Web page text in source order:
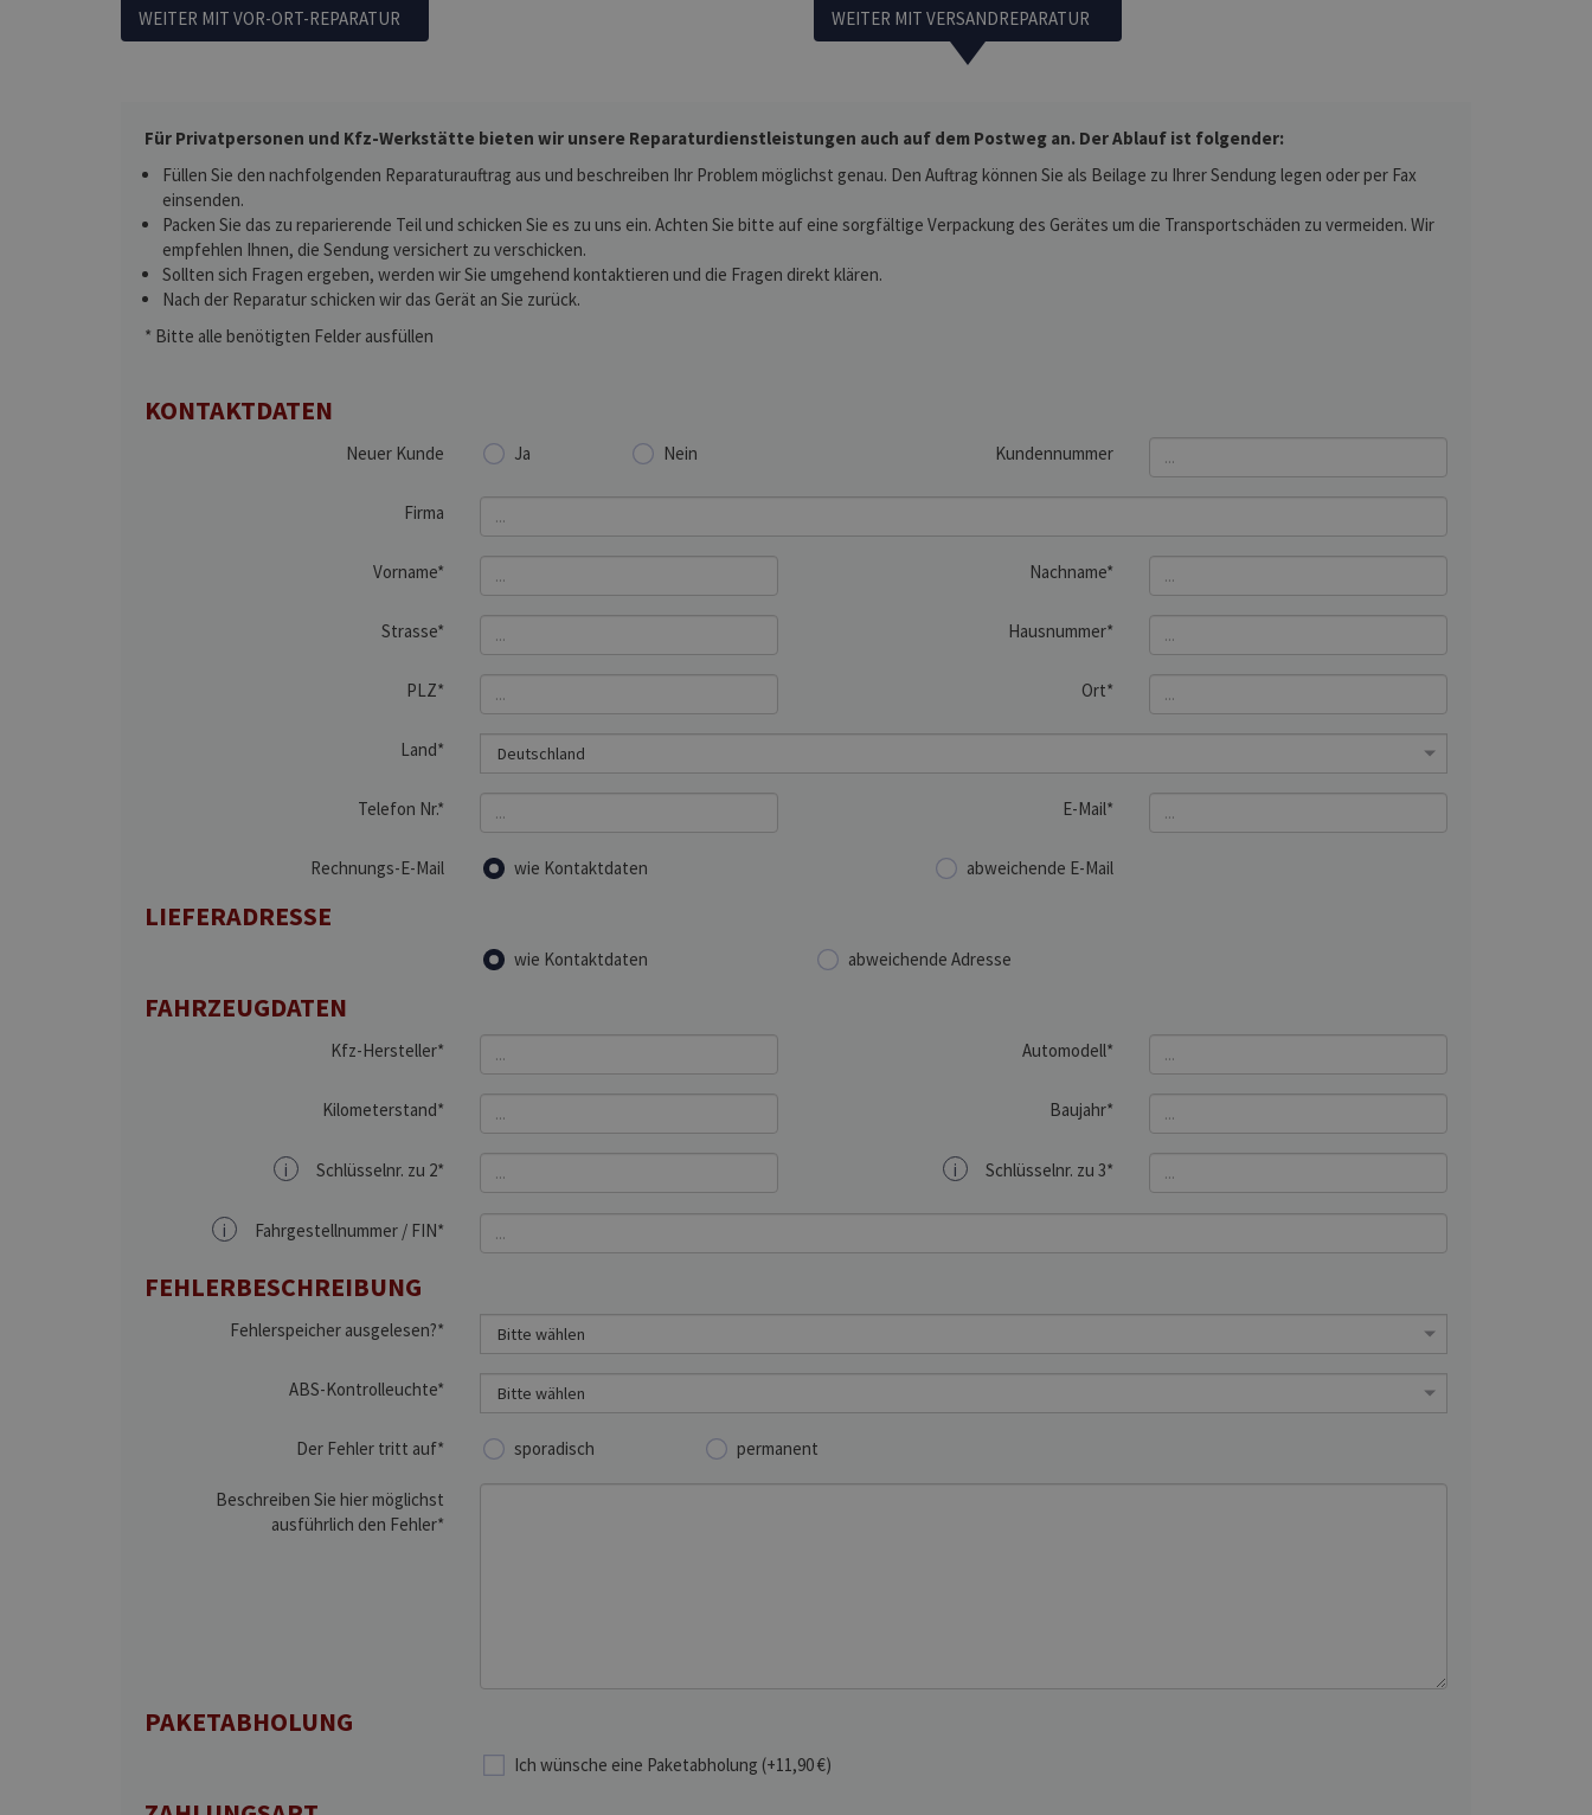
WEITER MIT VOR-ORT-REPARATUR WEITER MIT VERSANDREPARATUR
Für Privatpersonen und Kfz-Werkstätte bieten wir unsere Reparaturdienstleistungen auch auf dem Postweg an. Der Ablauf ist folgender:
Füllen Sie den nachfolgenden Reparaturauftrag aus und beschreiben Ihr Problem möglichst genau. Den Auftrag können Sie als Beilage zu Ihrer Sendung legen oder per Fax
einsenden.
Packen Sie das zu reparierende Teil und schicken Sie es zu uns ein. Achten Sie bitte auf eine sorgfältige Verpackung des Gerätes um die Transportschäden zu vermeiden. Wir
empfehlen Ihnen, die Sendung versichert zu verschicken.
Sollten sich Fragen ergeben, werden wir Sie umgehend kontaktieren und die Fragen direkt klären.
Nach der Reparatur schicken wir das Gerät an Sie zurück.
* Bitte alle benötigten Felder ausfüllen
KONTAKTDATEN
Neuer Kunde Ja Nein Kundennummer
Firma
Vorname* Nachname*
Strasse* Hausnummer*
PLZ* Ort*
Land*
Telefon Nr.* E-Mail*
Rechnungs-E-Mail wie Kontaktdaten abweichende E-Mail
LIEFERADRESSE
wie Kontaktdaten abweichende Adresse
FAHRZEUGDATEN
Kfz-Hersteller* Automodell*
Kilometerstand* Baujahr*
i Schlüsselnr. zu 2* i Schlüsselnr. zu 3*
i Fahrgestellnummer / FIN*
FEHLERBESCHREIBUNG
Fehlerspeicher ausgelesen?*
ABS-Kontrolleuchte*
Der Fehler tritt auf* sporadisch permanent
Beschreiben Sie hier möglichst
ausführlich den Fehler*
PAKETABHOLUNG
Ich wünsche eine Paketabholung (+11,90 €)